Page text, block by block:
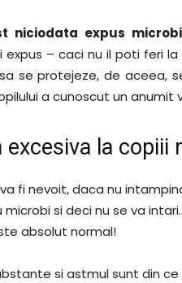
niciodata expus
expus – caci nu il poti feri
se protejeze, de aceea,
a cunoscut un anumit
la copiii
fi nevoit, daca nu
si deci nu se va intari.
absolut normal!
si astmul sunt din